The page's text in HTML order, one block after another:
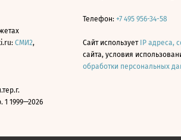
СМИ2,
1999—2026
Телефон: +7 495 956-34-58
Сайт использует IP адреса,
сайта, условия
обработки персональных